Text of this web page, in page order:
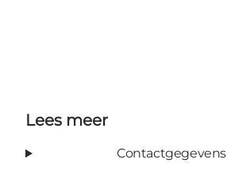
Lees meer
Contactgegevens